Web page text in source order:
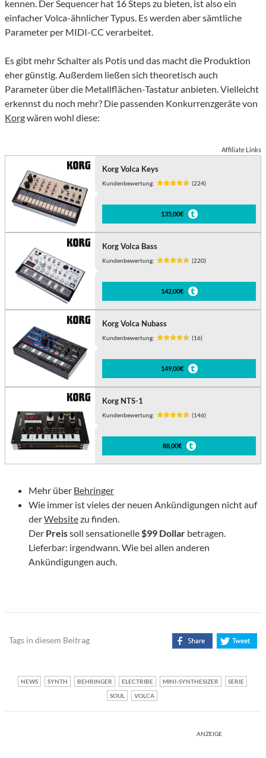
kennen. Der Sequencer hat 16 Steps zu bieten, ist also ein
einfacher Volca-ähnlicher Typus. Es werden aber sämtliche
Parameter per MIDI-CC verarbeitet.
Es gibt mehr Schalter als Potis und das macht die Produktion
eher günstig. Außerdem ließen sich theoretisch auch
Parameter über die Metallflächen-Tastatur anbieten. Vielleicht
erkennst du noch mehr? Die passenden Konkurrenzgeräte von
Korgwären wohl diese:
Affiliate Links
Korg Volca Keys
Kundenbewertung: (224)
135,00€
Korg Volca Bass
Kundenbewertung: (220)
142,00€
Korg Volca Nubass
Kundenbewertung: (16)
149,00€
Korg NTS-1
Kundenbewertung: (146)
88,00€
Mehr über Behringer
Wie immer ist vieles der neuen Ankündigungen nicht auf
derWebsitezu finden.
Der Preissoll sensationelle$99 Dollar betragen.
Lieferbar: irgendwann. Wie bei allen anderen
Ankündigungen auch.
Tags in diesem Beitrag
NEWS SYNTH BEHRINGER ELECTRIBE MINI-SYNTHESIZER
SERIE
SOUL
VOLCA
ANZEIGE